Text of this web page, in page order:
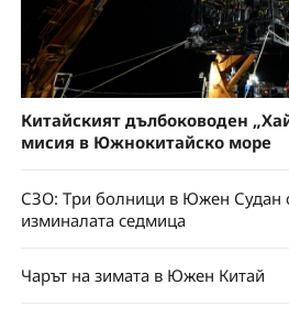
Китайският дълбоководен
мисия в Южнокитайско море
СЗО: Три болници в Южен Судан
изминалата седмица
Чарът на зимата в Южен Китай